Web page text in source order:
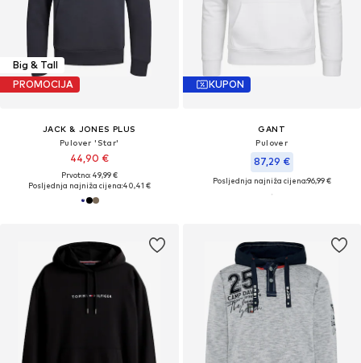
Big & Tall
PROMOCIJA
JACK & JONES PLUS
Pulover 'Star'
44,90 €
Prvotno: 49,99 €
Posljednja najniža cijena:40,41 €
KUPON
GANT
Pulover
87,29 €
Posljednja najniža cijena:96,99 €